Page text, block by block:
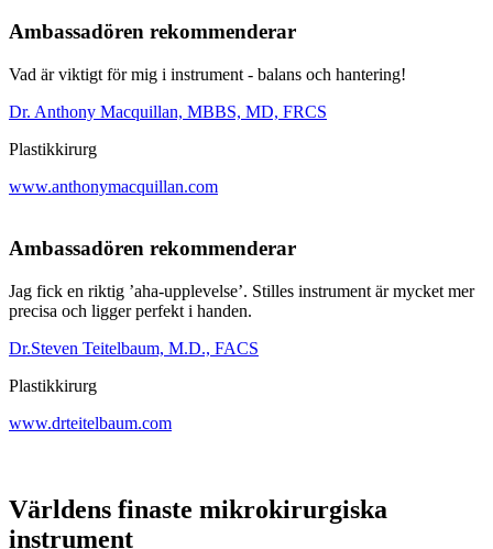
Ambassadören rekommenderar
Vad är viktigt för mig i instrument - balans och hantering!
Dr. Anthony Macquillan, MBBS, MD, FRCS
Plastikkirurg
www.anthonymacquillan.com
Ambassadören rekommenderar
Jag fick en riktig ’aha-upplevelse’. Stilles instrument är mycket mer
precisa och ligger perfekt i handen.
Dr.Steven Teitelbaum, M.D., FACS
Plastikkirurg
www.drteitelbaum.com
Världens finaste mikrokirurgiska
instrument